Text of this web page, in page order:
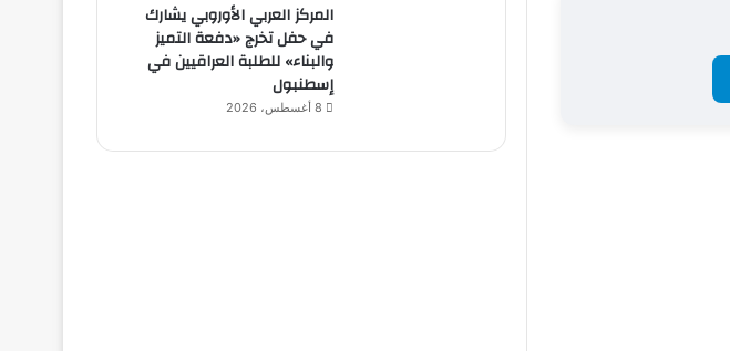
المركز العربي الأوروبي يشارك
في حفل تخرج «دفعة التميز
والبناء» للطلبة العراقيين في
إسطنبول
8 أغسطس، 2026